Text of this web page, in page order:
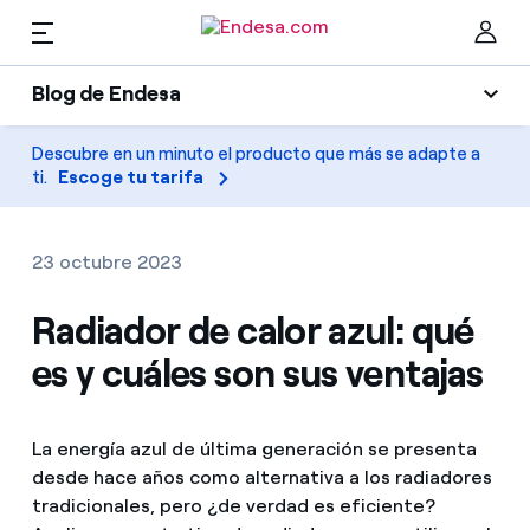
Blog de Endesa
Blog de Endesa
Luz
Climatización
Gas
Movilidad
Electrodomésticos
Empresas
Hogares
Encuentra la tarifa que más te conviene
Compara nuestras tarifas de empresa y ahorra
Por cada kWh que ahorres, te descontamos otro
Movilidad
PARA TI
Solar
ES
Descubre en un minuto el producto que más se adapte a
ti. Escoge tu tarifa
23 octubre 2023
Radiador de calor azul: qué
es y cuáles son sus ventajas
La energía azul de última generación se presenta
desde hace años como alternativa a los radiadores
tradicionales, pero ¿de verdad es eficiente?